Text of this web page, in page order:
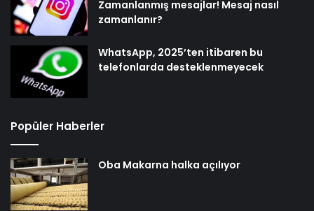
Zamanlanmış mesajlar! Mesaj nasıl
zamanlanır?
WhatsApp, 2025’ten itibaren bu
telefonlarda desteklenmeyecek
Popüler Haberler
Oba Makarna halka açılıyor